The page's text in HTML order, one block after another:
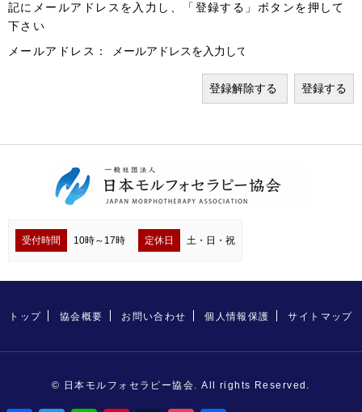
記にメールアドレスを入力し、「登録する」ボタンを押して
下さい
メールアドレス：
受付時間 10時～17時 定休日 土・日・祝
トップ 協会概要 お問い合わせ 個人情報保護 サイトマップ
© 日本モルフォセラピー協会. All rights Reserved.